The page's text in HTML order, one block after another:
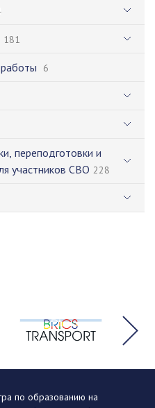
181
6
переподготовки и
участников СВО 228
по образованию на